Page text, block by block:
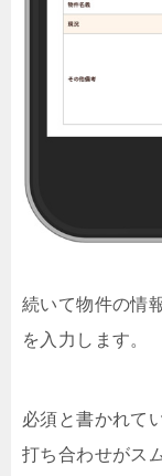
続いて物件の情
を入力します。
必須と書かれて
打ち合わせがス